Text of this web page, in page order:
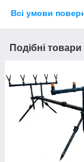
Всі умови
Подібні товари